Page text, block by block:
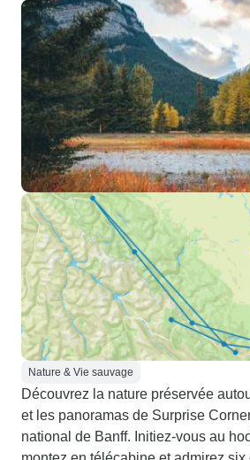
Nature & Vie sauvage
Découvrez la nature préservée
et les panoramas de Surprise
national de Banff. Initiez-vous au